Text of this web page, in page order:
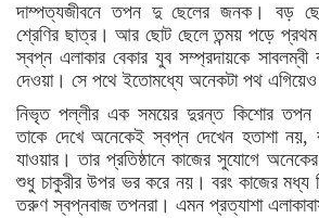
দাম্পত্যজীবনে তপন দু ছেলের জনক। বড়
শ্রেণির ছাত্র। আর ছোট ছেলে তন্ময় পড়ে প্রথম
স্বপ্ন এলাকার বেকার যুব সম্প্রদায়কে
দেওয়া। সে পথে ইতোমধ্যে অনেকটা পথ এগিয়েও
নিভৃত পল্লীর এক সময়ের দুরন্ত কিশোর
তাকে দেখে অনেকেই স্বপ্ন দেখেন হতাশা নয়,
যাওয়ার। তার প্রতিষ্ঠানে কাজের সুযোগে
শুধু চাকুরীর উপর ভর করে নয়। বরং কাজের
তরুণ স্বপ্নবাজ তপনরা। এমন প্রত্যাশা